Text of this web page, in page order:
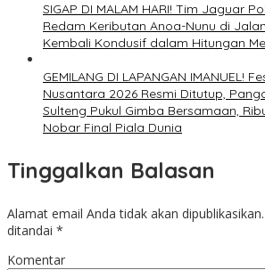
SIGAP DI MALAM HARI! Tim Jaguar
Redam Keributan Anoa-Nunu di
Kembali Kondusif dalam Hitungan
GEMILANG DI LAPANGAN IMANUEL!
Nusantara 2026 Resmi Ditutup,
Sulteng Pukul Gimba Bersamaan,
Nobar Final Piala Dunia
Tinggalkan Balasan
Alamat email Anda tidak akan dipublikasikan.
ditandai *
Komentar